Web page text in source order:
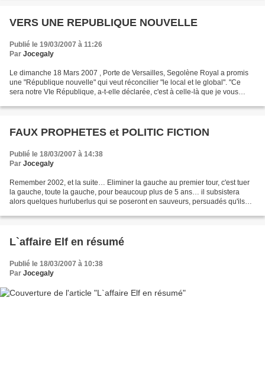
VERS UNE REPUBLIQUE NOUVELLE
Publié le 19/03/2007 à 11:26
Par Jocegaly
Le dimanche 18 Mars 2007 , Porte de Versailles, Segolène Royal a promis
une "République nouvelle" qui veut réconcilier "le local et le global". "Ce
sera notre VIe République, a-t-elle déclarée, c'est à celle-là que je vous
FAUX PROPHETES et POLITIC FICTION
Publié le 18/03/2007 à 14:38
Par Jocegaly
Remember 2002, et la suite… Eliminer la gauche au premier tour, c'est tuer
la gauche, toute la gauche, pour beaucoup plus de 5 ans… il subsistera
alors quelques hurluberlus qui se poseront en sauveurs, persuadés qu'ils
L`affaire Elf en résumé
Publié le 18/03/2007 à 10:38
Par Jocegaly